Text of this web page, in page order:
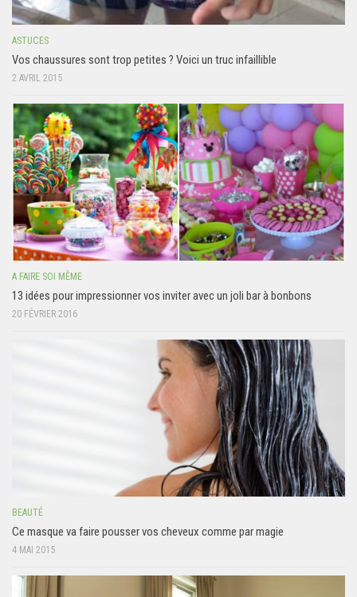
ASTUCES
Vos chaussures sont trop petites ? Voici un truc infaillible
2 AVRIL 2015
A FAIRE SOI MÊME
13 idées pour impressionner vos inviter avec un joli bar à bonbons
20 FÉVRIER 2016
BEAUTÉ
Ce masque va faire pousser vos cheveux comme par magie
4 MAI 2015